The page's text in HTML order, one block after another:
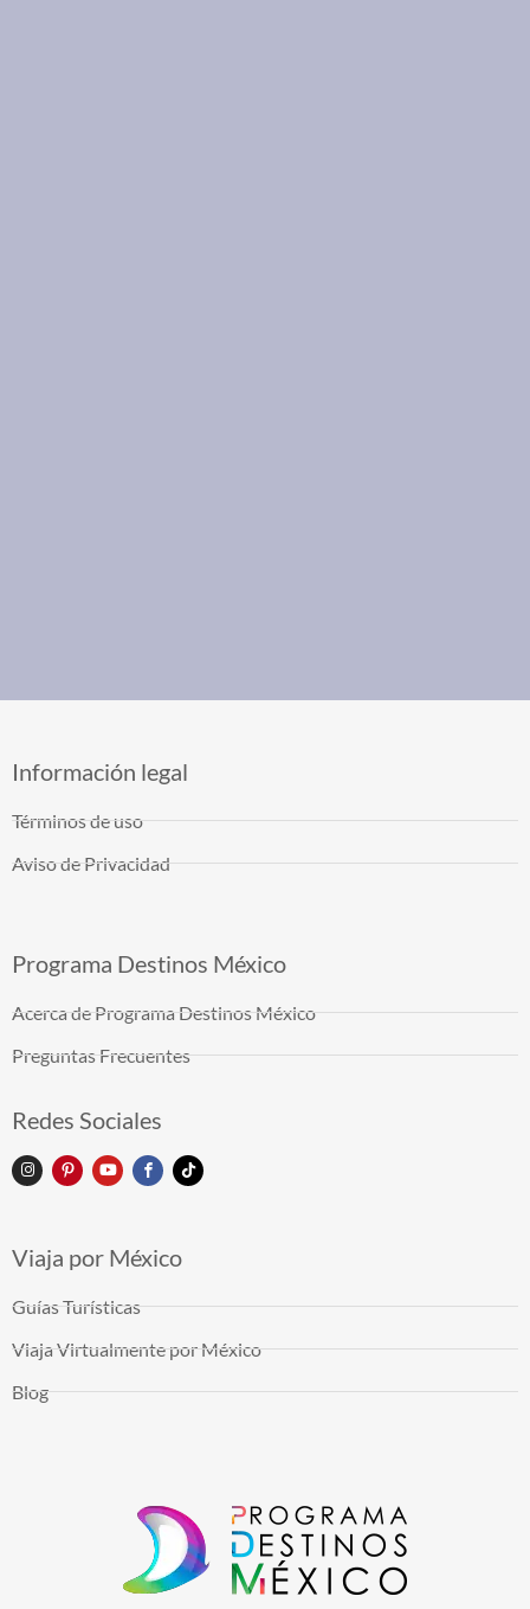
Información legal
Términos de uso
Aviso de Privacidad
Programa Destinos México
Acerca de Programa Destinos México
Preguntas Frecuentes
Redes Sociales
Viaja por México
Guías Turísticas
Viaja Virtualmente por México
Blog